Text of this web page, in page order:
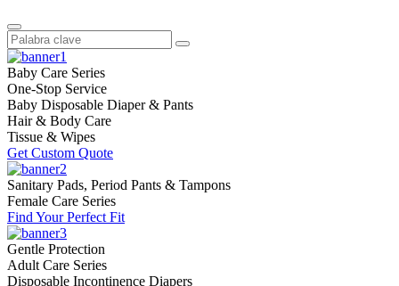
Baby Care Series
One-Stop Service
Baby Disposable Diaper & Pants
Hair & Body Care
Tissue & Wipes
Get Custom Quote
Sanitary Pads, Period Pants & Tampons
Female Care Series
Find Your Perfect Fit
Gentle Protection
Adult Care Series
Disposable Incontinence Diapers